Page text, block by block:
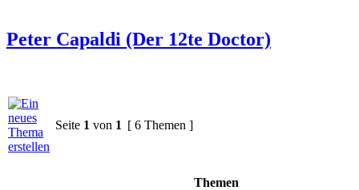
Peter Capaldi (Der 12te Doctor)
Seite 1 von 1 [ 6 Themen ]
Themen